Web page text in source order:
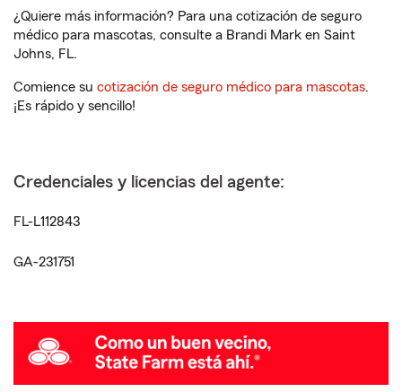
¿Quiere más información? Para una cotización de seguro
médico para mascotas, consulte a Brandi Mark en Saint
Johns, FL.
Comience su cotización de seguro médico para mascotas.
¡Es rápido y sencillo!
Credenciales y licencias del agente:
FL-L112843
GA-231751